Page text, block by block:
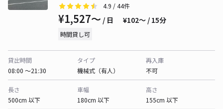
4.9 / 44件
¥1,527〜 / 日 ¥102〜 / 15分
時間貸し可
貸出時間
08:00 〜21:30
タイプ
機械式（有人）
再入庫
不可
長さ
500cm 以下
車幅
180cm 以下
高さ
155cm 以下